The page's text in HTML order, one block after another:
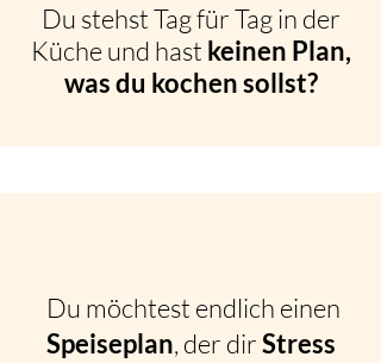
Du stehst Tag für Tag in der
Küche und hast keinen Plan,
was du kochen sollst?
Du möchtest endlich einen
Speiseplan, der dirStress